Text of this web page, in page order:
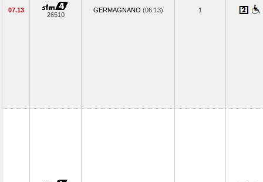
07.13
26510
GERMAGNANO (06.13) 1